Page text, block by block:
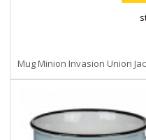
Mug Minion Invasion Union